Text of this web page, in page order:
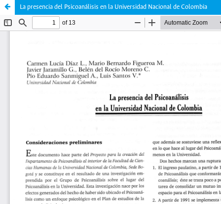
La presencia del Psicoanálisis en la Universidad Nacional de Colombia